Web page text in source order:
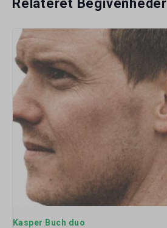
Relateret Begivenheder
Kasper Buch duo